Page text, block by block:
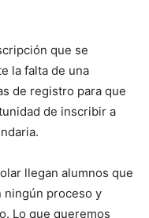
que se
la falta de una
de registro para que
de inscribir a
llegan alumnos que
ningún proceso y
Lo que queremos